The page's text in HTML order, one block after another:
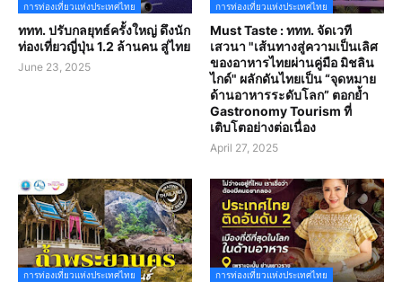
การท่องเที่ยวแห่งประเทศไทย
ททท. ปรับกลยุทธ์ครั้งใหญ่ ดึงนัก
ท่องเที่ยวญี่ปุ่น 1.2 ล้านคน สู่ไทย
June 23, 2025
การท่องเที่ยวแห่งประเทศไทย
Must Taste : ททท. จัดเวที
เสวนา "เส้นทางสู่ความเป็นเลิศ
ของอาหารไทยผ่านคู่มือ มิชลิน
ไกด์" ผลักดันไทยเป็น “จุดหมาย
ด้านอาหารระดับโลก” ตอกย้ำ
Gastronomy Tourism ที่
เติบโตอย่างต่อเนื่อง
April 27, 2025
การท่องเที่ยวแห่งประเทศไทย การท่องเที่ยวแห่งประเทศไทย